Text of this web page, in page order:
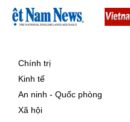
Chính trị
Kinh tế
An ninh - Quốc phòng
Xã hội